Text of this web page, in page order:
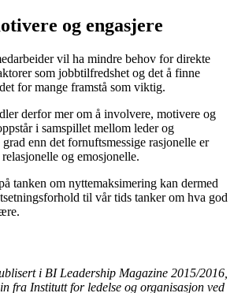
og engasjere
vil ha mindre behov for direkte
som jobbtilfredshet og det å finne
for mange framstå som viktig.
derfor mer om å involvere, motivere og
i samspillet mellom leder og
enn det fornuftsmessige rasjonelle er
og emosjonelle.
tanken om nyttemaksimering kan dermed
til vår tids tanker om hva god
i BI Leadership Magazine 2015/2016,
fra Institutt for ledelse og organisasjon ved